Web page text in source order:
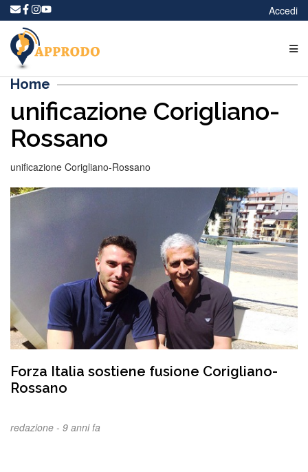
Accedi
Home
unificazione Corigliano-
Rossano
unificazione Corigliano-Rossano
Forza Italia sostiene fusione Corigliano-
Rossano
redazione - 9 anni fa